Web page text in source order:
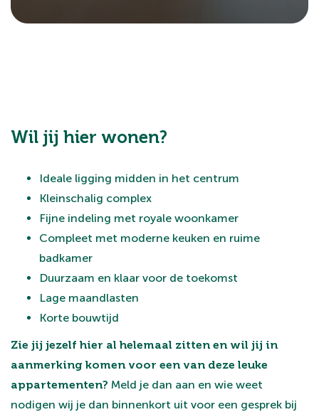
Wil jij hier wonen?
Ideale ligging midden in het centrum
Kleinschalig complex
Fijne indeling met royale woonkamer
Compleet met moderne keuken en ruime
badkamer
Duurzaam en klaar voor de toekomst
Lage maandlasten
Korte bouwtijd
Zie jij jezelf hier al helemaal zitten en wil jij in
aanmerking komen voor een van deze leuke
appartementen? Meld je dan aan en wie weet
nodigen wij je dan binnenkort uit voor een gesprek bij